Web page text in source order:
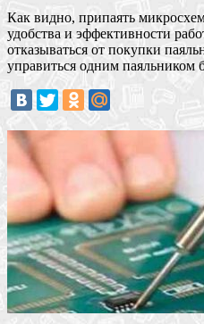
Как видно, припаять
удобства и эффективности
отказываться от покупки
управиться одним паяльником